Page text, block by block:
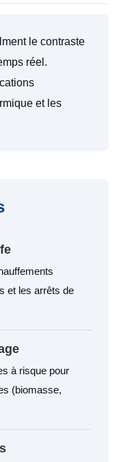
le contraste
réel.
et les
et les arrêts de
à risque pour
(biomasse,